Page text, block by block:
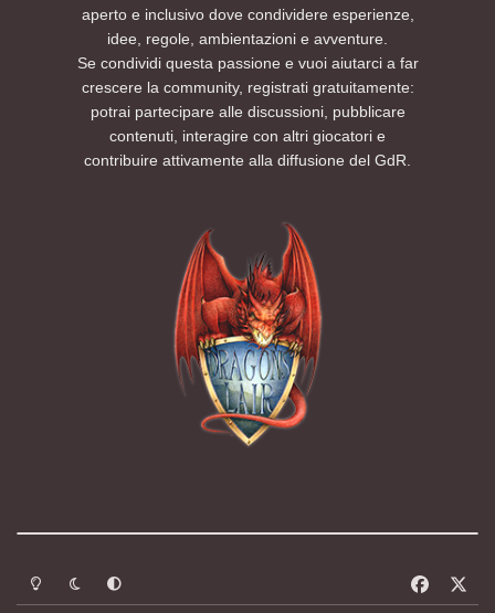
aperto e inclusivo dove condividere esperienze,
idee, regole, ambientazioni e avventure.
Se condividi questa passione e vuoi aiutarci a far
crescere la community, registrati gratuitamente:
potrai partecipare alle discussioni, pubblicare
contenuti, interagire con altri giocatori e
contribuire attivamente alla diffusione del GdR.
Modalità chiara
Modalità scuraSegui la preferenza del sistema
a